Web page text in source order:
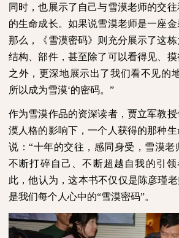
同时，也展示了自己与雪漠老师的交
的生命成长。如果说雪漠老师是一座金
那么，《雪漠密码》则充分展示了这
结构、部件，甚至除了可以看得见、
之外，更深地展示出了我们看不见的
所以成为雪漠‘的密码。”
作为雪漠作品的资深读者，贾立军教
漠人格的影响下，一个人获得的那种
说：“十年的交往，感同身受，雪漠老
不断打碎自己、不断超越自我的引领
此，他认为，这本书不仅仅是陈彦瑾
是我们每个人心中的“雪漠密码”。